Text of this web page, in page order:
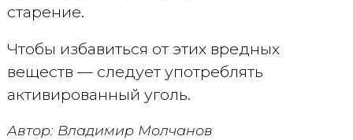
старение.
Чтобы избавиться от этих вредных
веществ — следует употреблять
активированный уголь.
Автор: Владимир Молчанов